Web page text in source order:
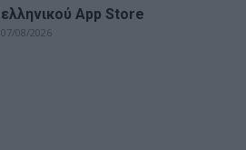
ελληνικού App Store
07/08/2026